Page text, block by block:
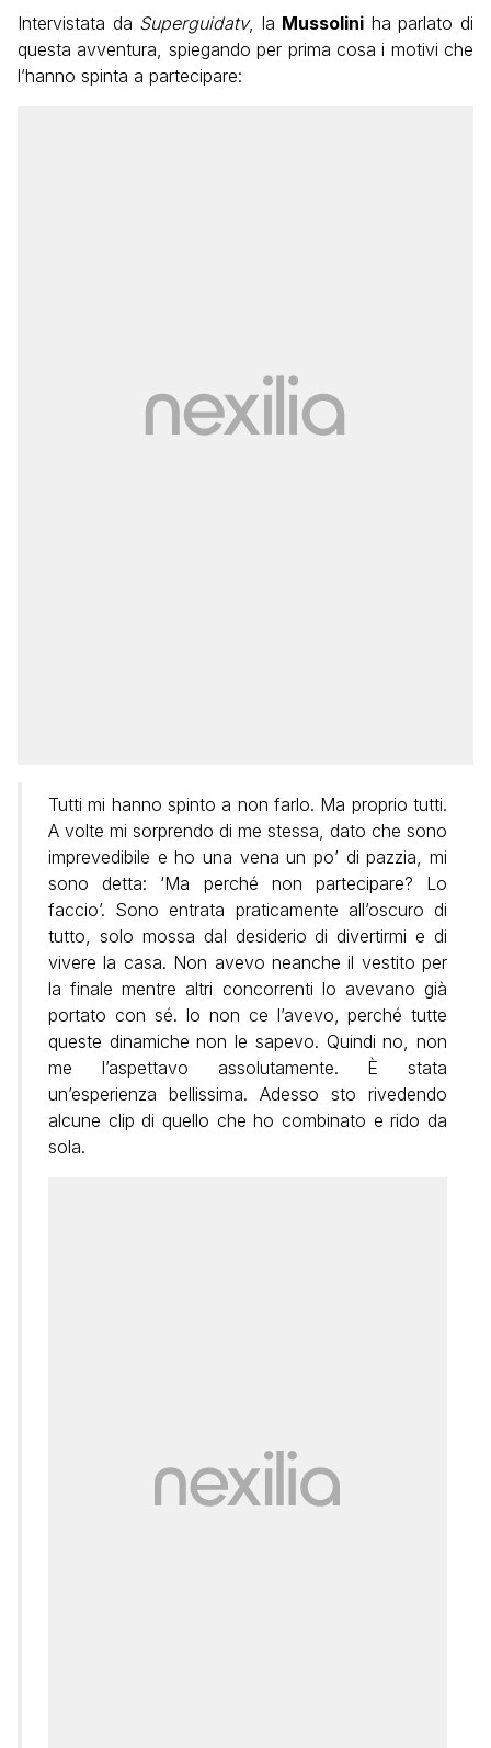
Intervistata da Superguidatv, la Mussolini ha parlato di
questa avventura, spiegando per prima cosa i motivi che
l’hanno spinta a partecipare:
Tutti mi hanno spinto a non farlo. Ma proprio tutti.
A volte mi sorprendo di me stessa, dato che sono
imprevedibile e ho una vena un po’ di pazzia, mi
sono detta: ‘Ma perché non partecipare? Lo
faccio’. Sono entrata praticamente all’oscuro di
tutto, solo mossa dal desiderio di divertirmi e di
vivere la casa. Non avevo neanche il vestito per
la finale mentre altri concorrenti lo avevano già
portato con sé. Io non ce l’avevo, perché tutte
queste dinamiche non le sapevo. Quindi no, non
me l’aspettavo assolutamente. È stata
un’esperienza bellissima. Adesso sto rivedendo
alcune clip di quello che ho combinato e rido da
sola.